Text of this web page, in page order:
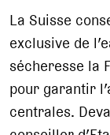
La Suisse
exclusive de
sécheresse la
pour garantir
centrales.